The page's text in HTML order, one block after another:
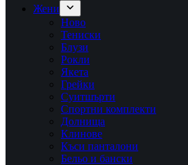
Жени
Ново
Тениски
Блузи
Рокли
Якета
Грейки
Суитшърти
Спортни комплекти
Долнища
Клинове
Къси панталони
Бельо и бански